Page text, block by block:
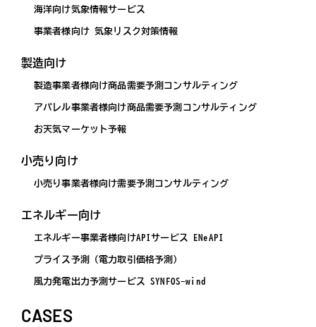
海洋向け気象情報サービス
事業者様向け 気象リスク対策情報
製造向け
製造事業者様向け商品需要予測コンサルティング
アパレル事業者様向け商品需要予測コンサルティング
お天気マーケット予報
小売り向け
小売り事業者様向け需要予測コンサルティング
エネルギー向け
エネルギー事業者様向けAPIサービス ENeAPI
プライス予測（電力取引価格予測）
風力発電出力予測サービス SYNFOS-wind
CASES